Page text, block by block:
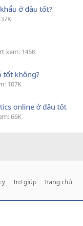
ở đâu tốt?
xem: 145K
tốt không?
107K
online ở đâu tốt
66K
Trợ giúp Trang chủ